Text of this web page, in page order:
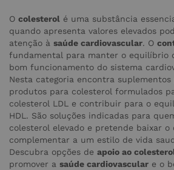
O colesterol é uma substância
quando apresenta valores elevados
atenção à saúde cardiovascular. O
fundamental para manter o equilíbrio
bom funcionamento do sistema
Nesta categoria encontra
produtos para colesterol formulados
colesterol LDL e contribuir para o
HDL. São soluções indicadas para
colesterol elevado e pretende baixar
complementar a um estilo de vida
Descubra opções de apoio ao
promover a saúde cardiovascular e o